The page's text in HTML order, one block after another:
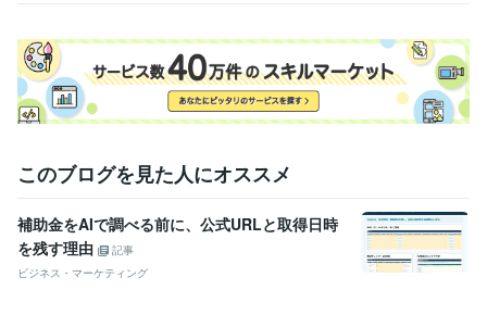
このブログを見た人にオススメ
補助金をAIで調べる前に、公式URLと取得日時
を残す理由
記事
ビジネス・マーケティング